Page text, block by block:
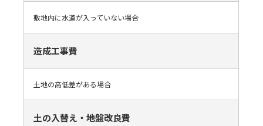
敷地内に水道が入っていない場合
造成工事費
土地の高低差がある場合
土の入替え・地盤改良費